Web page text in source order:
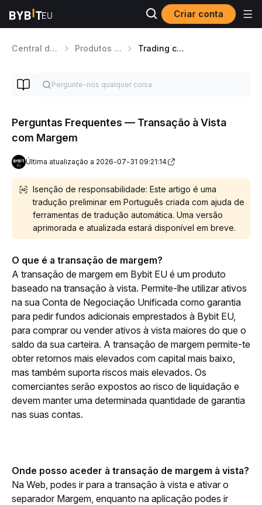
Criar conta
Central de Ajuda Produtos de Trading Trading com Margem Spot
Perguntas Frequentes — Transação à Vista
com Margem
Última atualização a 2026-07-31 09:21:14
Isenção de responsabilidade: Este artigo é uma
tradução preliminar em Português criada com ajuda de
ferramentas de tradução automática. Uma versão
aprimorada e atualizada estará disponível em breve.
O que é a transação de margem?
A transação de margem em Bybit EU é um produto
baseado na transação à vista. Permite-lhe utilizar ativos
na sua Conta de Negociação Unificada como garantia
para pedir fundos adicionais emprestados à Bybit EU,
para comprar ou vender ativos à vista maiores do que o
saldo da sua carteira. A transação de margem permite-te
obter retornos mais elevados com capital mais baixo,
mas também suporta riscos mais elevados. Os
comerciantes serão expostos ao risco de liquidação e
devem manter uma determinada quantidade de garantia
nas suas contas.
Onde posso aceder à transação de margem à vista?
Na Web, podes ir para a transação à vista e ativar o
separador Margem, enquanto na aplicação podes ir